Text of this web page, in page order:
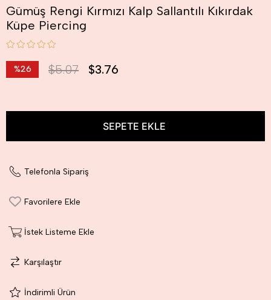
Gümüş Rengi Kırmızı Kalp Sallantılı Kıkırdak
Küpe Piercing
%26
$5.07 $3.76
Telefonla Sipariş
Favorilere Ekle
İstek Listeme Ekle
Karşılaştır
İndirimli Ürün